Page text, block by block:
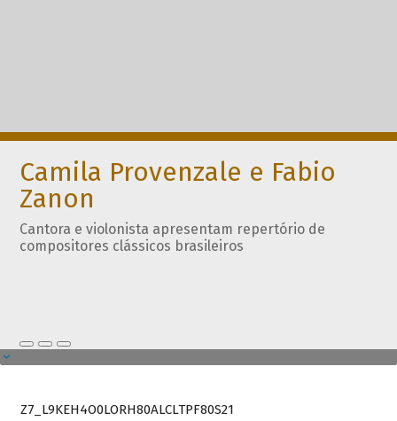
Camila Provenzale e Fabio
Zanon
Cantora e violonista apresentam repertório de
compositores clássicos brasileiros
Z7_L9KEH4O0LORH80ALCLTPF80S21